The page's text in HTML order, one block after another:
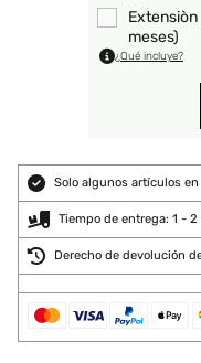
Extensiòn
meses)
¿Qué incluye?
Solo algunos artículos en
Tiempo de entrega: 1 -
Derecho de devolución